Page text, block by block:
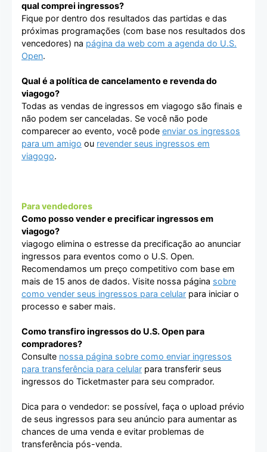
qual comprei ingressos?
Fique por dentro dos resultados das partidas e das
próximas programações (com base nos resultados dos
vencedores) na página da web com a agenda do U.S.
Open.
Qual é a política de cancelamento e revenda do
viagogo?
Todas as vendas de ingressos em viagogo são finais e
não podem ser canceladas. Se você não pode
comparecer ao evento, você pode enviar os ingressos
para um amigo ou revender seus ingressos em
viagogo.
Para vendedores
Como posso vender e precificar ingressos em
viagogo?
viagogo elimina o estresse da precificação ao anunciar
ingressos para eventos como o U.S. Open.
Recomendamos um preço competitivo com base em
mais de 15 anos de dados. Visite nossa página sobre
como vender seus ingressos para celular para iniciar o
processo e saber mais.
Como transfiro ingressos do U.S. Open para
compradores?
Consulte nossa página sobre como enviar ingressos
para transferência para celular para transferir seus
ingressos do Ticketmaster para seu comprador.
Dica para o vendedor: se possível, faça o upload prévio
de seus ingressos para seu anúncio para aumentar as
chances de uma venda e evitar problemas de
transferência pós-venda.